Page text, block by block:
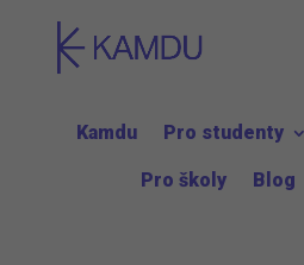
Kamdu Pro studenty
Pro školy Blog